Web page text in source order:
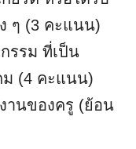
ๆ (3 คะแนน)
รรม ที่เป็น
(4 คะแนน)
านของครู (ย้อน